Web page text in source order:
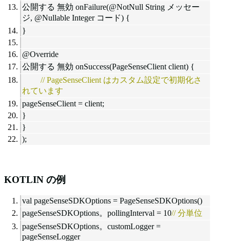
公開する 無効 onFailure(@NotNull String メッセー
ジ, @Nullable Integer コード) {
}
@Override
公開する 無効 onSuccess(PageSenseClient client) {
// PageSenseClient はカスタム設定で初期化さ
れています
pageSenseClient = client;
}
}
);
KOTLIN の例
val pageSenseSDKOptions = PageSenseSDKOptions()
pageSenseSDKOptions。pollingInterval = 10// 分単位
pageSenseSDKOptions。customLogger =
pageSenseLogger